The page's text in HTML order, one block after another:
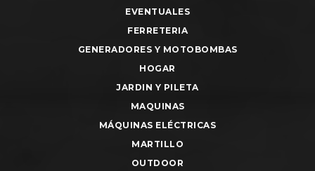
EVENTUALES
FERRETERIA
GENERADORES Y MOTOBOMBAS
HOGAR
JARDIN Y PILETA
MAQUINAS
MÁQUINAS ELÉCTRICAS
MARTILLO
OUTDOOR